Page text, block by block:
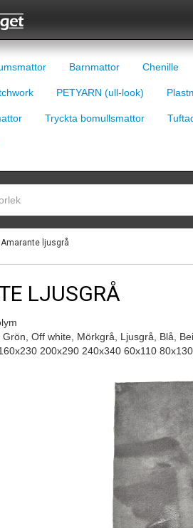
Barnmattor Chenille
PETYARN (ull-look)
Tryckta bomullsmattor
Amarante ljusgrå
LJUSGRÅ
Grön, Off white, Mörkgrå, Ljusgrå, Blå,
200x290 240x340 60x110